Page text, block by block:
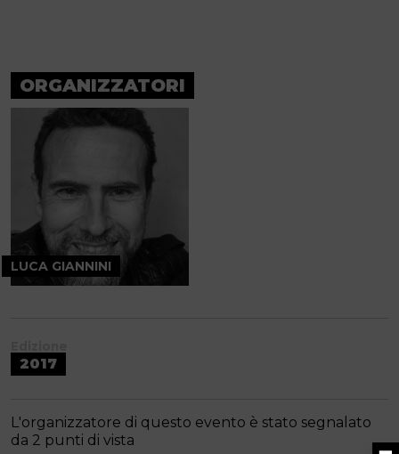
ORGANIZZATORI
LUCA GIANNINI
2017
L'organizzatore di questo evento è stato segnalato
da 2 punti di vista